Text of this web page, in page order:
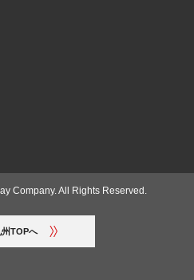
Company. All Rights Reserved.
TOPへ